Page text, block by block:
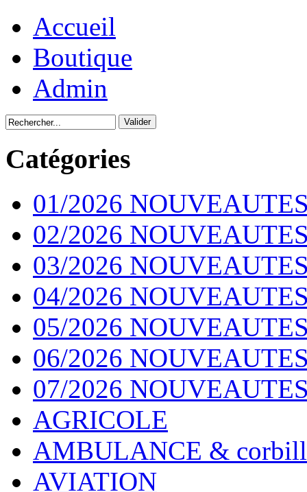
Accueil
Boutique
Admin
Catégories
01/2026
02/2026
03/2026
04/2026
05/2026
06/2026
07/2026
AGRICOLE
AMBULANCE &
AVIATION